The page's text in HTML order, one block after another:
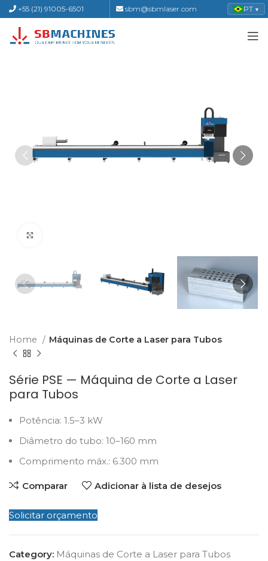
+55 (21) 91005-6501 sbm@sbmlaser.com PT ▼
Home Máquinas de Corte a Laser para Tubos
Série PSE — Máquina de Corte a Laser
para Tubos
Potência: 1.5–3 kW
Diâmetro do tubo: 10–160 mm
Comprimento máx.: 6.300 mm
Comparar Adicionar à lista de desejos
Solicitar orçamento
Category: Máquinas de Corte a Laser para Tubos